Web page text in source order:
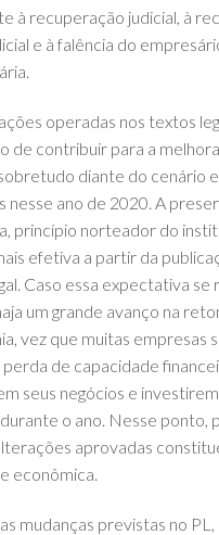
à recuperação judicial, à
e à falência do
operadas nos textos
de contribuir para a
diante do cenário
nesse ano de 2020. A
princípio norteador do
efetiva a partir da
Caso essa expectativa se
um grande avanço na
vez que muitas empresas
de capacidade
seus negócios e
o ano. Nesse ponto,
aprovadas
econômica.
mudanças previstas no